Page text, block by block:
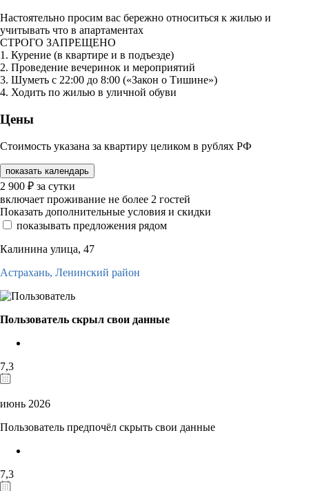
Настоятельно просим вас бережно относиться к жилью и
учитывать что в апартаментах
СТРОГО ЗАПРЕЩЕНО
1. Курение (в квартире и в подъезде)
2. Проведение вечеринок и мероприятий
3. Шуметь с 22:00 до 8:00 («Закон о Тишине»)
4. Ходить по жилью в уличной обуви
Цены
Стоимость указана за квартиру целиком в рублях РФ
показать календарь
2 900 ₽ за сутки
включает проживание не более 2 гостей
Показать дополнительные условия и скидки
показывать предложения рядом
Калинина улица, 47
Астрахань, Ленинский район
Пользователь скрыл свои данные
7,3
июнь 2026
Пользователь предпочёл скрыть свои данные
7,3